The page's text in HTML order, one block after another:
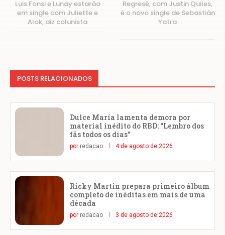
Luis Fonsi e Lunay estarão
em single com Juliette e
Alok, diz colunista
Regresé, com Justin Quiles,
é o novo single de Sebastián
Yatra
POSTS RELACIONADOS
Dulce María lamenta demora por
material inédito do RBD: “Lembro dos
fãs todos os dias”
por redacao 4 de agosto de 2026
Ricky Martin prepara primeiro álbum
completo de inéditas em mais de uma
década
por redacao 3 de agosto de 2026